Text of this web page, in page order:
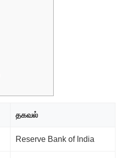
தகவல்
Reserve Bank of India